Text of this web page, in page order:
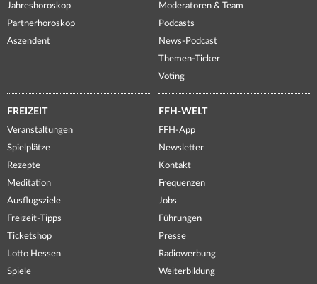
Jahreshoroskop
Partnerhoroskop
Aszendent
Moderatoren & Team
Podcasts
News-Podcast
Themen-Ticker
Voting
FREIZEIT
Veranstaltungen
Spielplätze
Rezepte
Meditation
Ausflugsziele
Freizeit-Tipps
Ticketshop
Lotto Hessen
Spiele
FFH-WELT
FFH-App
Newsletter
Kontakt
Frequenzen
Jobs
Führungen
Presse
Radiowerbung
Weiterbildung